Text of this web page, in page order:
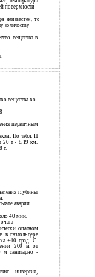
поверхности -
неизвестен, то
количеству
вещества в
вещества во
первичным
По табл. П
20 т - 8,19 км.
т.
глубины
аварии
40 мин.
опасном
в газгольдере
+40 град. C.
200 м от
м санитарно -
- инверсия,